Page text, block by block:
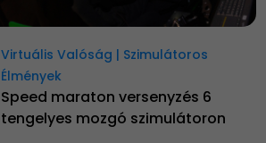
Virtuális Valóság | Szimulátoros
Élmények
Speed maraton versenyzés 6
tengelyes mozgó szimulátoron